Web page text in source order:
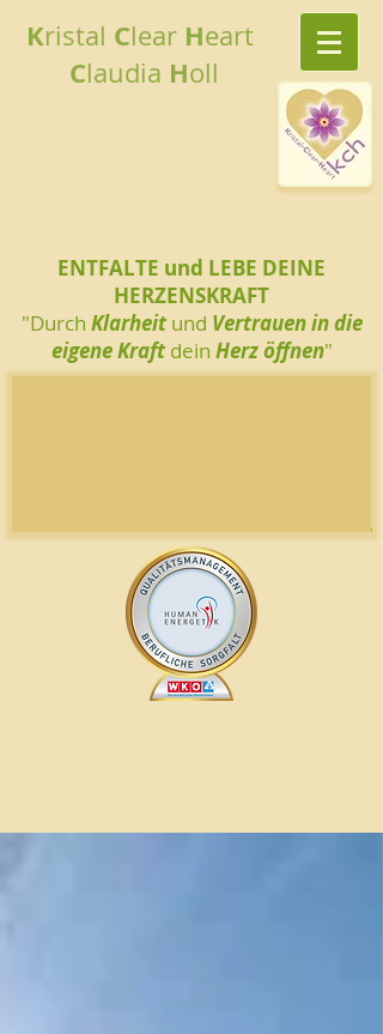
Kristal Clear Heart
Claudia Holl
ENTFALTE und LEBE DEINE
HERZENSKRAFT
"Durch Klarheitund Vertrauen in die
eigene Kraftdein Herz öffnen"